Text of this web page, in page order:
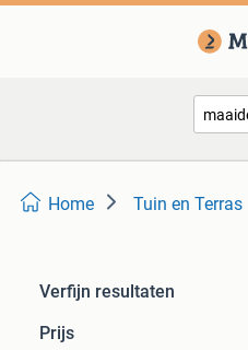
Home Tuin en Terras
Verfijn resultaten
Prijs